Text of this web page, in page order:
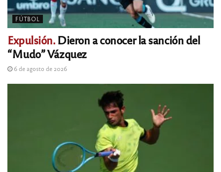
FÚTBOL
Expulsión.Dieron a conocer la sanción del
“Mudo” Vázquez
6 de agosto de 2026